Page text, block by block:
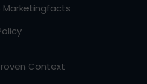
Marketingfacts
Context